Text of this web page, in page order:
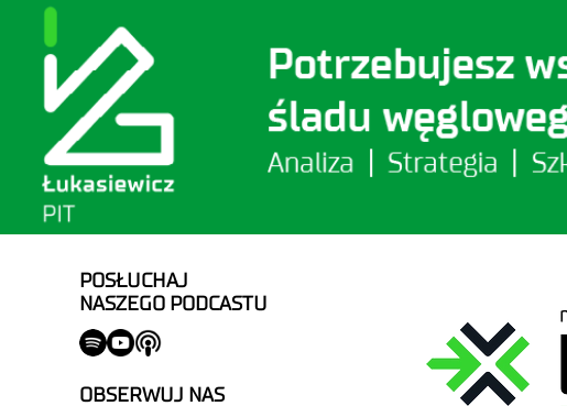
POSŁUCHAJ
NASZEGO PODCASTU
OBSERWUJ NAS